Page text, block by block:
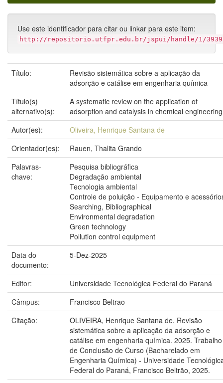
Use este identificador para citar ou linkar para este item:
http://repositorio.utfpr.edu.br/jspui/handle/1/
Título:
Revisão sistemática sobre a aplicação da
adsorção e catálise em engenharia química
Título(s)
alternativo(s):
A systematic review on the application of
adsorption and catalysis in chemical engineering
Autor(es):
Oliveira, Henrique Santana de
Orientador(es):
Rauen, Thalita Grando
Palavras-
chave:
Pesquisa bibliográfica
Degradação ambiental
Tecnologia ambiental
Controle de poluição - Equipamento e
Searching, Bibliographical
Environmental degradation
Green technology
Pollution control equipment
Data do
documento:
5-Dez-2025
Editor:
Universidade Tecnológica Federal do Paraná
Câmpus:
Francisco Beltrao
Citação:
OLIVEIRA, Henrique Santana de. Revisão
sistemática sobre a aplicação da adsorção e
catálise em engenharia química. 2025. Trabalho
de Conclusão de Curso (Bacharelado em
Engenharia Química) - Universidade
Federal do Paraná, Francisco Beltrão, 2025.